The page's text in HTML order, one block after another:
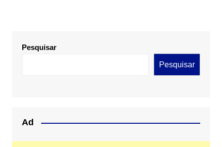
Pesquisar
Pesquisar
Ad